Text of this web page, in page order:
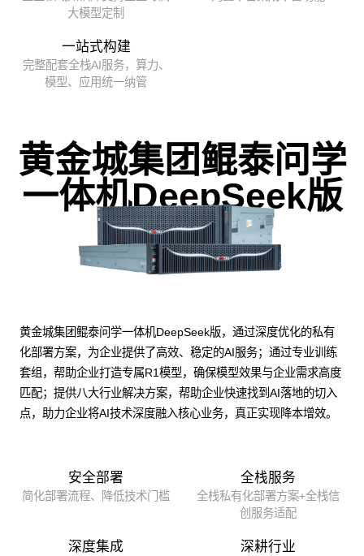
大模型定制
一站式构建
完整配套全栈AI服务，算力、
模型、应用统一纳管
黄金城集团鲲泰问学
一体机DeepSeek版
黄金城集团鲲泰问学一体机DeepSeek版，通过深度优化的私有
化部署方案，为企业提供了高效、稳定的AI服务；通过专业训练
套组，帮助企业打造专属R1模型，确保模型效果与企业需求高度
匹配；提供八大行业解决方案，帮助企业快速找到AI落地的切入
点，助力企业将AI技术深度融入核心业务，真正实现降本增效。
安全部署
简化部署流程、降低技术门槛
全栈服务
全栈私有化部署方案+全栈信
创服务适配
深度集成 深耕行业